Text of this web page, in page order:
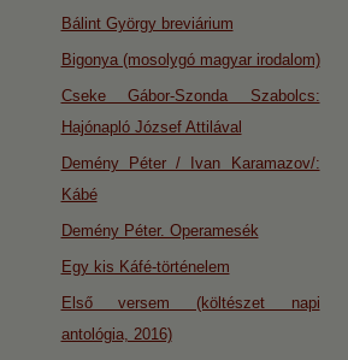
Bálint György breviárium
Bigonya (mosolygó magyar irodalom)
Cseke Gábor-Szonda Szabolcs:
Hajónapló József Attilával
Demény Péter / Ivan Karamazov/:
Kábé
Demény Péter. Operamesék
Egy kis Káfé-történelem
Első versem (költészet napi
antológia, 2016)